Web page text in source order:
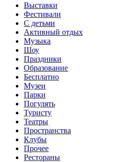
Выставки
Фестивали
С детьми
Активный отдых
Музыка
Шоу
Праздники
Образование
Бесплатно
Музеи
Парки
Погулять
Туристу
Театры
Пространства
Клубы
Прочее
Рестораны